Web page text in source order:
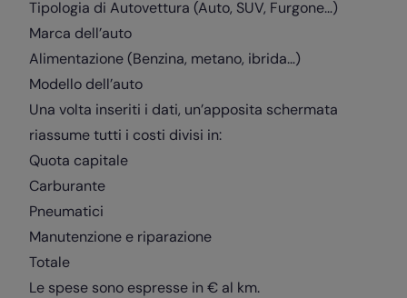
Tipologia di Autovettura (Auto, SUV, Furgone…)
Marca dell’auto
Alimentazione (Benzina, metano, ibrida…)
Modello dell’auto
Una volta inseriti i dati, un’apposita schermata
riassume tutti i costi divisi in:
Quota capitale
Carburante
Pneumatici
Manutenzione e riparazione
Totale
Le spese sono espresse in € al km.